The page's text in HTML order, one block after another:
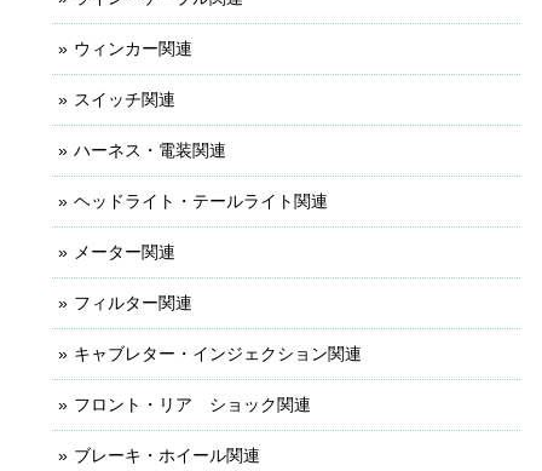
ウィンカー関連
スイッチ関連
ハーネス・電装関連
ヘッドライト・テールライト関連
メーター関連
フィルター関連
キャブレター・インジェクション関連
フロント・リア ショック関連
ブレーキ・ホイール関連